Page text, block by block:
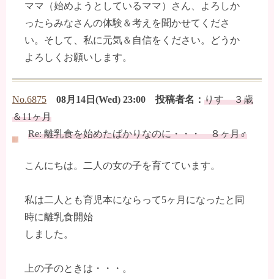
ママ（始めようとしているママ）さん、よろしか
ったらみなさんの体験＆考えを聞かせてくださ
い。そして、私に元気＆自信をください。どうか
よろしくお願いします。
No.6875 08月14日(Wed) 23:00 投稿者名： りす ３歳
＆11ヶ月
Re: 離乳食を始めたばかりなのに・・・ ８ヶ月♂
こんにちは。二人の女の子を育てています。
私は二人とも育児本にならって5ヶ月になったと同
時に離乳食開始
しました。
上の子のときは・・・。